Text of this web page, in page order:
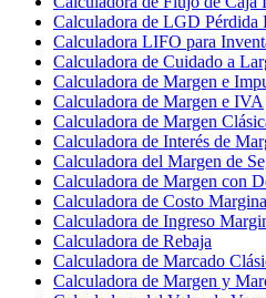
Calculadora de LGD Pérdida
Calculadora LIFO para
Calculadora de Cuidado a
Calculadora de Margen e
Calculadora de Margen e IVA
Calculadora de Margen
Calculadora de Interés de
Calculadora del Margen de
Calculadora de Margen con
Calculadora de Costo
Calculadora de Ingreso
Calculadora de Rebaja
Calculadora de Marcado
Calculadora de Margen y